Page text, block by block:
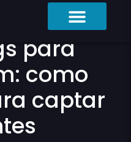
para
como
captar